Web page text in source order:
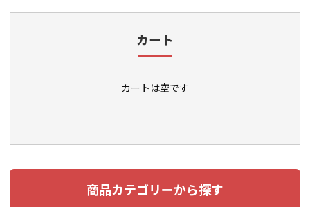
カート
カートは空です
商品カテゴリーから探す